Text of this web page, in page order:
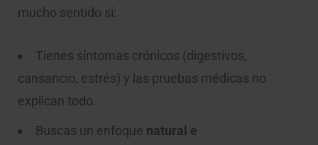
mucho sentido si:
Tienes síntomas crónicos (digestivos,
cansancio, estrés) y las pruebas médicas no
explican todo.
Buscas un enfoque natural e